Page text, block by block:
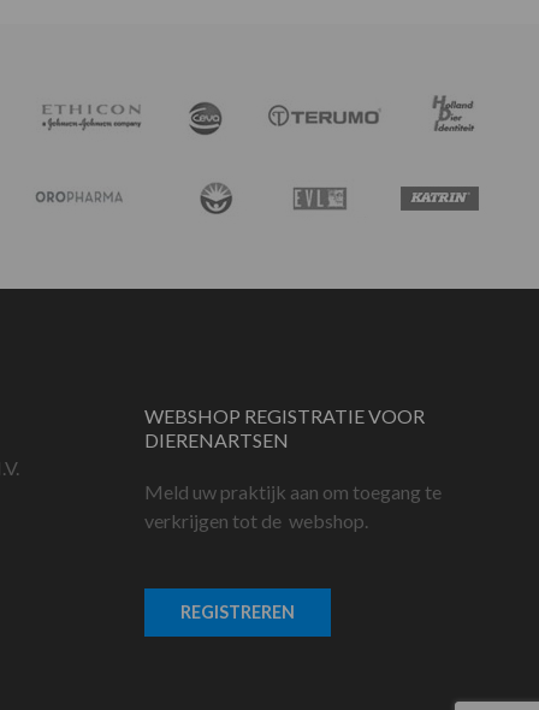
WEBSHOP REGISTRATIE VOOR
DIERENARTSEN
Meld uw praktijk aan om toegang te
verkrijgen tot de webshop.
REGISTREREN